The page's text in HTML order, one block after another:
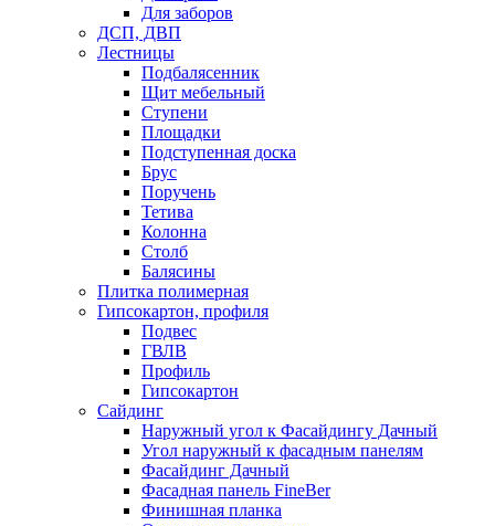
Для заборов
ДСП, ДВП
Лестницы
Подбалясенник
Щит мебельный
Ступени
Площадки
Подступенная доска
Брус
Поручень
Тетива
Колонна
Столб
Балясины
Плитка полимерная
Гипсокартон, профиля
Подвес
ГВЛВ
Профиль
Гипсокартон
Сайдинг
Наружный угол к Фасайдингу Дачный
Угол наружный к фасадным панелям
Фасайдинг Дачный
Фасадная панель FineBer
Финишная планка